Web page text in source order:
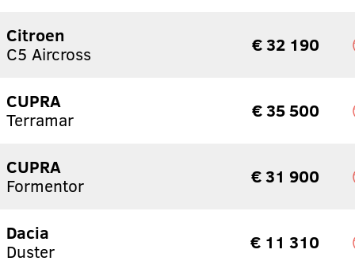
Citroen
C5 Aircross
€ 32 190
CUPRA
Terramar
€ 35 500
CUPRA
Formentor
€ 31 900
Dacia
Duster
€ 11 310